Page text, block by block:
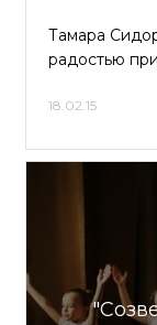
Тамара
радостью
18.02.15